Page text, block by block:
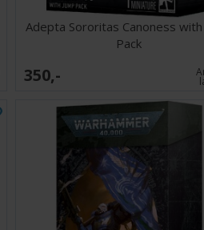
Adepta Sororitas Canoness with
Pack
350,-